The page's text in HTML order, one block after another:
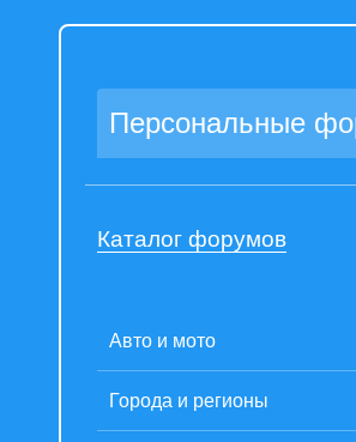
Персональные
Каталог форумов
Авто и мото
Города и регионы